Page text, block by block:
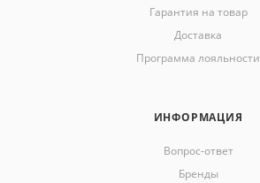
Гарантия на товар
Доставка
Программа лояльности
ИНФОРМАЦИЯ
Вопрос-ответ
Бренды